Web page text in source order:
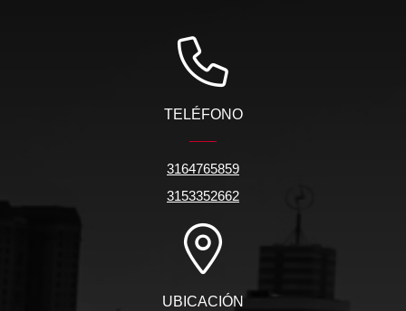
TELÉFONO
3164765859
3153352662
UBICACIÓN